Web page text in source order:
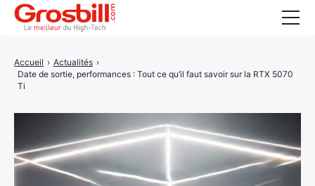
Accueil › Actualités ›
Date de sortie, performances : Tout ce qu’il faut savoir sur la RTX 5070
Ti
Carte mère
Composants
Ecran PC
Imprimante